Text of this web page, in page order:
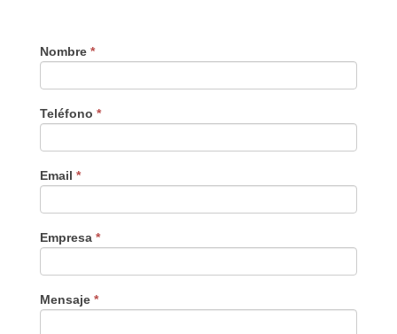
Nombre *
Teléfono *
Email *
Empresa *
Mensaje *